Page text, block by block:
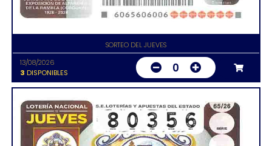
SORTEO DEL JUEVES
13/08/2026
3 DISPONIBLES 0